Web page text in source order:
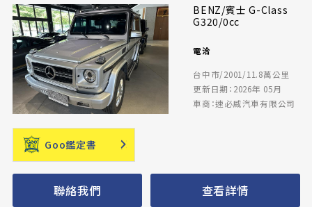
BENZ/賓士 G-Class
G320/0cc
電洽
台中市/2001/11.8萬公里
更新日期：2026年 05月
車商：速必威汽車有限公司
Goo鑑定書
聯絡我們 查看詳情